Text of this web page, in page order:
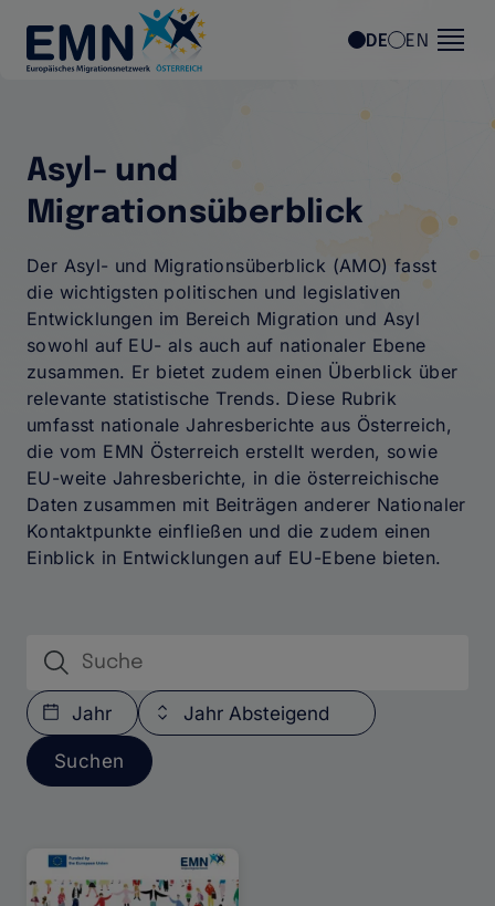
Direkt zum Inhalt
DE EN
Asyl- und
Migrationsüberblick
Der Asyl- und Migrationsüberblick (AMO) fasst
die wichtigsten politischen und legislativen
Entwicklungen im Bereich Migration und Asyl
sowohl auf EU- als auch auf nationaler Ebene
zusammen. Er bietet zudem einen Überblick über
relevante statistische Trends. Diese Rubrik
umfasst nationale Jahresberichte aus Österreich,
die vom EMN Österreich erstellt werden, sowie
EU-weite Jahresberichte, in die österreichische
Daten zusammen mit Beiträgen anderer Nationaler
Kontaktpunkte einfließen und die zudem einen
Einblick in Entwicklungen auf EU-Ebene bieten.
Publikationen